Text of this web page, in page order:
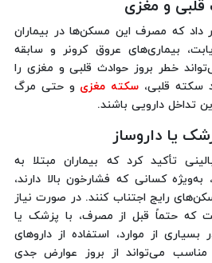
و مغزی
داد که مصرف این مسکن‌ها در بیماران
بیماری‌های عروق کرونر و سابقه
خطر بروز حوادث قلبی و مغزی را
سکته قلبی، سکته مغزی و حتی مرگ
تداخل دارویی باشند.
یا داروساز
تأکید کرد که بیماران مبتلا به
کسانی که فشارخون بالا دارند،
رایج اجتناب کنند. در صورت نیاز
که حتماً قبل از مصرف، با پزشک یا
از موارد، استفاده از داروهای
مناسب می‌تواند از بروز عوارض جدی